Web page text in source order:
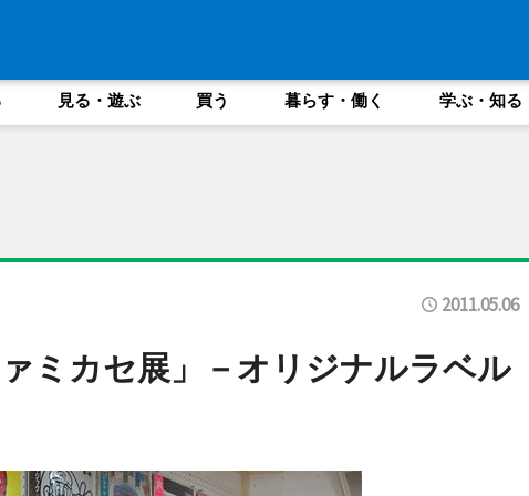
見る・遊ぶ 買う 暮らす・働く 学ぶ・知る
2011.05.06
ミカセ展」－オリジナルラベル